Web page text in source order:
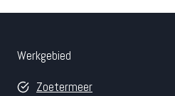
Werkgebied
Zoetermeer